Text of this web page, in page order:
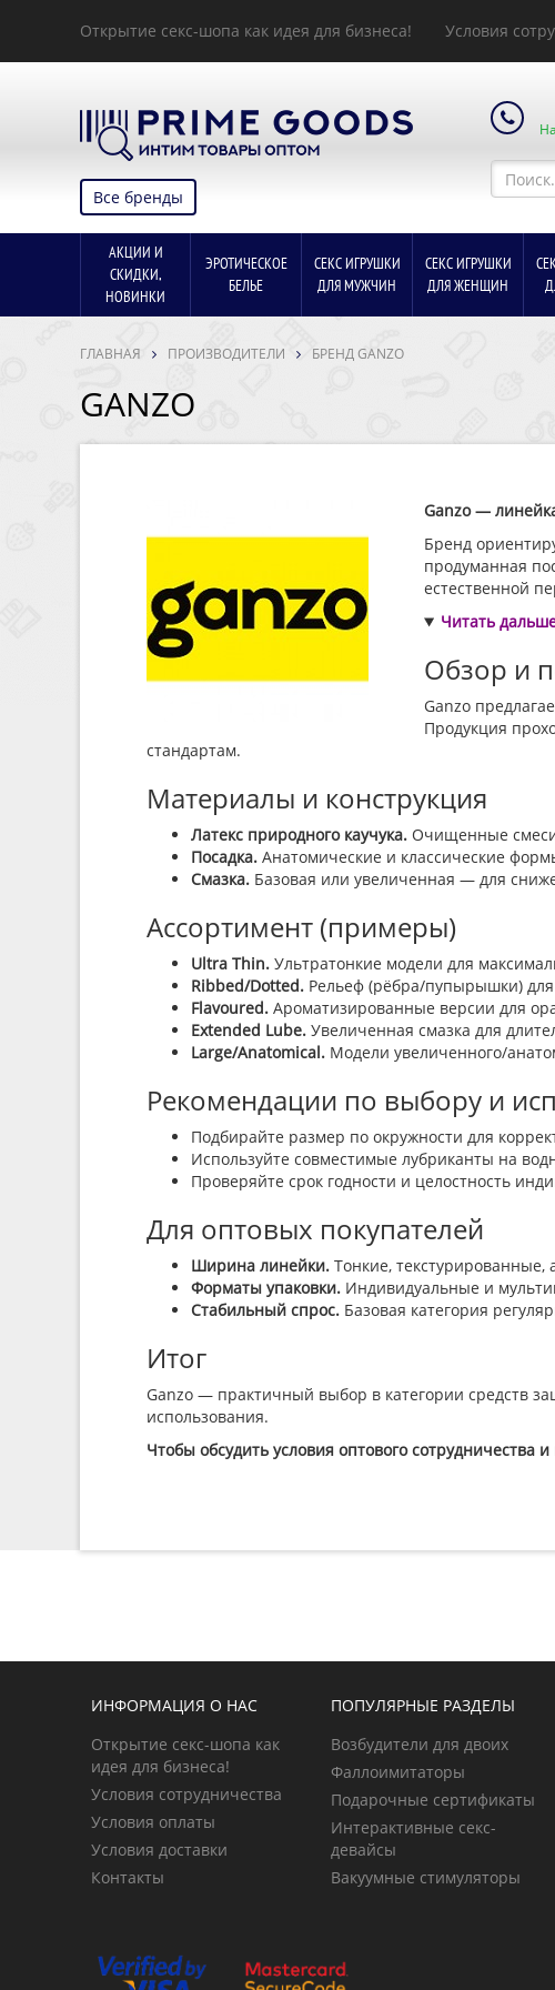
Открытие секс-шопа как идея для бизнеса! Условия
Все бренды
АКЦИИ И
СКИДКИ,
НОВИНКИ
ЭРОТИЧЕСКОЕ
БЕЛЬЕ
СЕКС ИГРУШКИ
ДЛЯ МУЖЧИН
СЕКС ИГРУШКИ
ДЛЯ ЖЕНЩИН
ГЛАВНАЯ ПРОИЗВОДИТЕЛИ БРЕНД GANZO
GANZO
Ganzo —
Бренд
продуманная
естественной
Читать
Обзор и
Ganzo
Продукция
стандартам.
Материалы и конструкция
Латекс природного каучука. Очищенные смеси
Посадка. Анатомические и классические
Смазка. Базовая или увеличенная — для
Ассортимент (примеры)
Ultra Thin. Ультратонкие модели для
Ribbed/Dotted. Рельеф (рёбра/пупырышки)
Flavoured. Ароматизированные версии для
Extended Lube. Увеличенная смазка для
Large/Anatomical. Модели увеличенного/
Рекомендации по выбору и
Подбирайте размер по окружности для
Используйте совместимые лубриканты на
Проверяйте срок годности и целостность
Для оптовых покупателей
Ширина линейки. Тонкие,
Форматы упаковки. Индивидуальные и
Стабильный спрос. Базовая категория
Итог
Ganzo — практичный выбор в категории средств
использования.
Чтобы обсудить условия оптового
ИНФОРМАЦИЯ О НАС
Открытие секс-шопа как
идея для бизнеса!
Условия сотрудничества
Условия оплаты
Условия доставки
Контакты
ПОПУЛЯРНЫЕ РАЗДЕЛЫ
Возбудители для двоих
Фаллоимитаторы
Подарочные сертификаты
Интерактивные секс-
девайсы
Вакуумные стимуляторы